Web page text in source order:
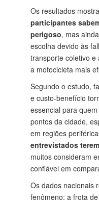
Os resultados
participantes
perigoso, mas
escolha devido às
transporte coletivo
a motocicleta mais
Segundo o estudo,
e custo-benefício
essencial para
pontos da cidade,
em regiões
entrevistados
muitos consideram
confiável em
Os dados nacionais
fenômeno: a frota